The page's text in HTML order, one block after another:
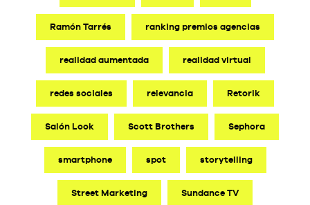
Ramón Tarrés ranking premios agencias
realidad aumentada realidad virtual
redes sociales relevancia Retorik
Salón Look Scott Brothers Sephora
smartphone spot storytelling
Street Marketing Sundance TV